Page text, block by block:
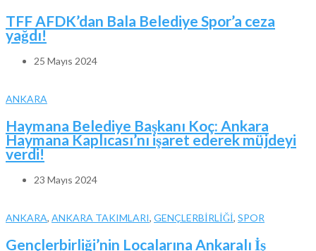
TFF AFDK’dan Bala Belediye Spor’a ceza
yağdı!
25 Mayıs 2024
ANKARA
Haymana Belediye Başkanı Koç: Ankara
Haymana Kaplıcası’nı işaret ederek müjdeyi
verdi!
23 Mayıs 2024
ANKARA, ANKARA TAKIMLARI, GENÇLERBİRLİĞİ, SPOR
Gençlerbirliği’nin Localarına Ankaralı İş